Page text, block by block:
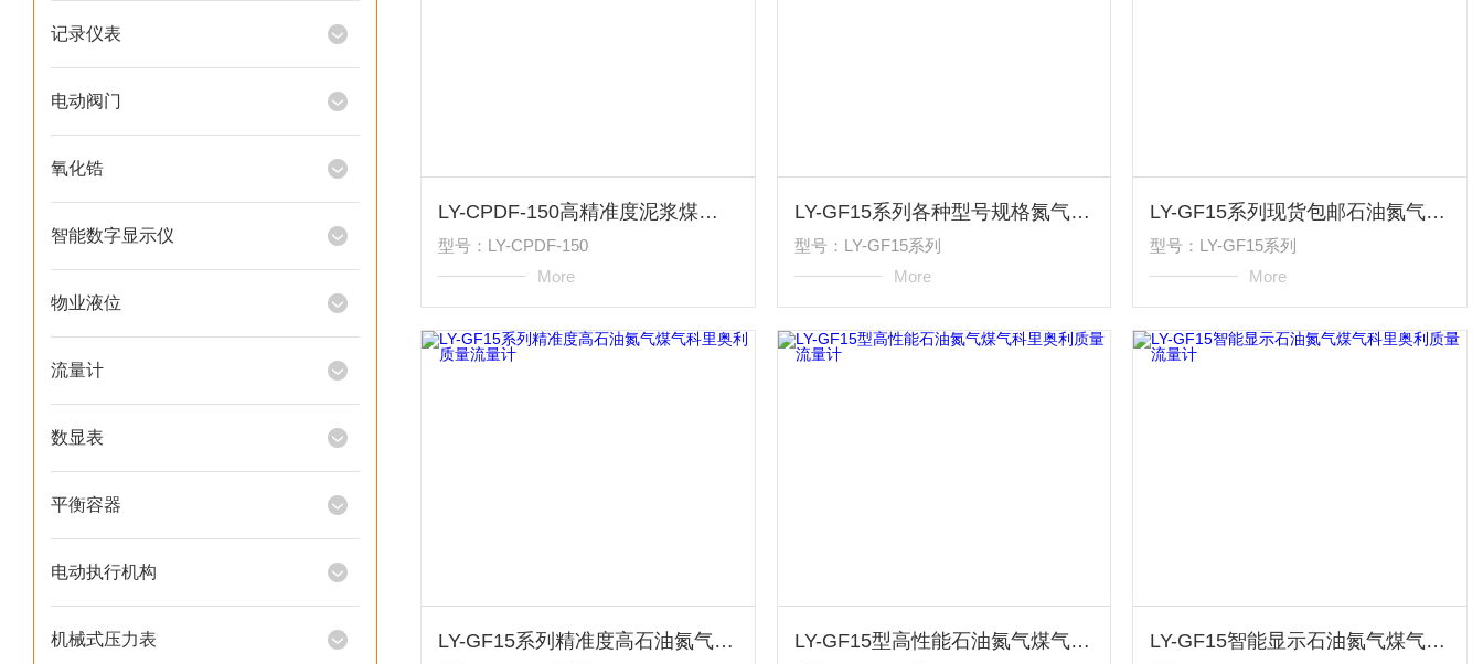
记录仪表
电动阀门
氧化锆
智能数字显示仪
物业液位
流量计
数显表
平衡容器
电动执行机构
机械式压力表
LY-CPDF-150高精准度泥浆煤浆矿浆水流量测量电磁流量计
型号：LY-CPDF-150
More
LY-GF15系列各种型号规格氮气煤气科里奥利质量流量计
型号：LY-GF15系列
More
LY-GF15系列现货包邮石油氮气煤气科里奥利质量流量计
型号：LY-GF15系列
More
LY-GF15系列精准度高石油氮气煤气科里奥利质量流量计 LY-GF15型高性能石油氮气煤气科里奥利质量流量计 LY-GF15智能显示石油氮气煤气科里奥利质量流量计